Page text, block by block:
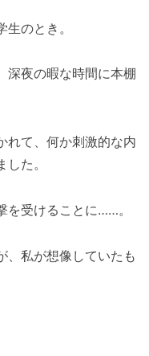
のとき。
深夜の暇な時間に本棚
れて、何か刺激的な内
た。
を受けることに……。
、私が想像していたも